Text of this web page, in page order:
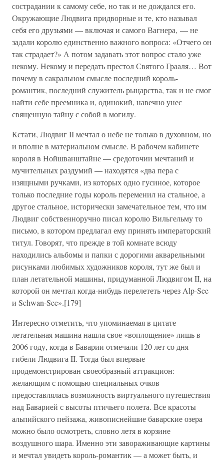
сострадании к самому себе, но так и не дождался его.
Окружающие Людвига придворные и те, кто называл
себя его друзьями — включая и самого Вагнера, — не
задали королю единственно важного вопроса: «Отчего он
так страдает?» А потом задавать этот вопрос стало уже
некому. Некому и передать престол Святого Грааля… Вот
почему в сакральном смысле последний король-
романтик, последний служитель рыцарства, так и не смог
найти себе преемника и, одинокий, навечно унес
священную тайну с собой в могилу.
Кстати, Людвиг II мечтал о небе не только в духовном, но
и вполне в материальном смысле. В рабочем кабинете
короля в Нойшванштайне — средоточии мечтаний и
мучительных раздумий — находятся «два пера с
изящными ручками, из которых одно гусиное, которое
только последние годы король переменил на стальное, а
другое стальное, исторически замечательное тем, что им
Людвиг собственноручно писал королю Вильгельму то
письмо, в котором предлагал ему принять императорский
титул. Говорят, что прежде в той комнате всюду
находились альбомы и папки с дорогими акварельными
рисунками любимых художников короля, тут же был и
план летательной машины, придуманной Людвигом II, на
которой он мечтал когда-нибудь перелететь через Alp-See
и Schwan-See».[179]
Интересно отметить, что упоминаемая в цитате
летательная машина нашла свое «воплощение» лишь в
2006 году, когда в Баварии отмечали 120 лет со дня
гибели Людвига II. Тогда был впервые
продемонстрирован своеобразный аттракцион:
желающим с помощью специальных очков
предоставлялась возможность виртуального путешествия
над Баварией с высоты птичьего полета. Все красоты
альпийского пейзажа, живописнейшие баварские озера
можно было осмотреть, словно летя в корзине
воздушного шара. Именно эти завораживающие картины
и мечтал увидеть король-романтик — а может быть, и